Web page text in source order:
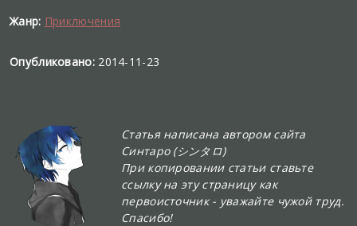
Жанр: Приключения
Опубликовано:2014-11-23
Статья написана автором сайта
Синтаро (シンタロ)
При копировании статьи ставьте
ссылку на эту страницу как
первоисточник - уважайте чужой труд.
Спасибо!